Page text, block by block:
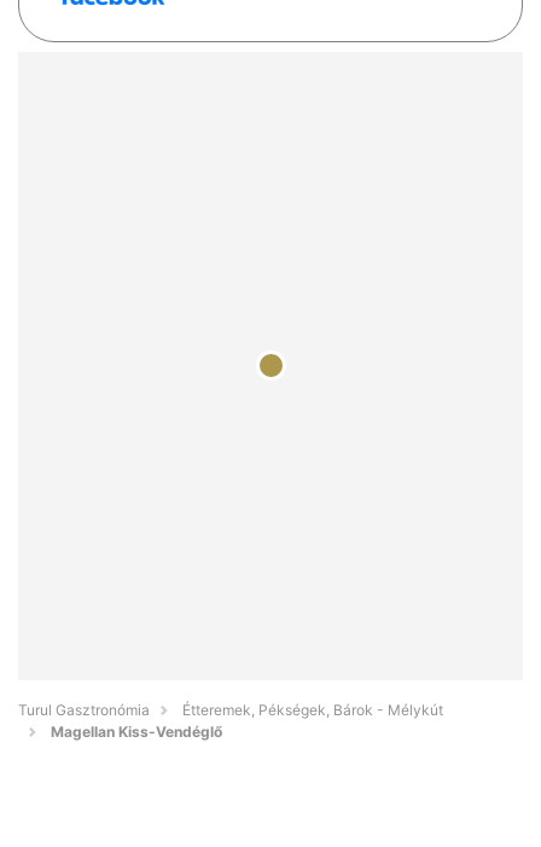
Turul Gasztronómia
Étteremek, Pékségek, Bárok - Mélykút
Magellan Kiss-Vendéglő